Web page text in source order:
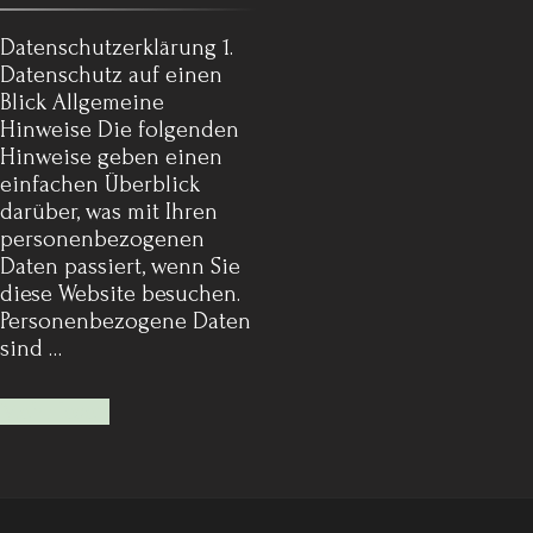
Datenschutz­erklärung 1.
Datenschutz auf einen
Blick Allgemeine
Hinweise Die folgenden
Hinweise geben einen
einfachen Überblick
darüber, was mit Ihren
personenbezogenen
Daten passiert, wenn Sie
diese Website besuchen.
Personenbezogene Daten
sind …